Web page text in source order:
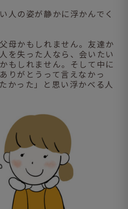
人の姿が静かに浮かんでく
母かもしれません。友達か
を失った人なら、会いたい
もしれません。そして中に
りがとうって言えなかっ
かった」と思い浮かべる人